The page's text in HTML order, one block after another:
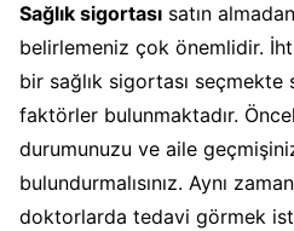
Sağlık sigortası satın
belirlemeniz çok önemlidir.
bir sağlık sigortası seçmekte
faktörler bulunmaktadır.
durumunuzu ve aile
bulundurmalısınız. Aynı
doktorlarda tedavi görmek